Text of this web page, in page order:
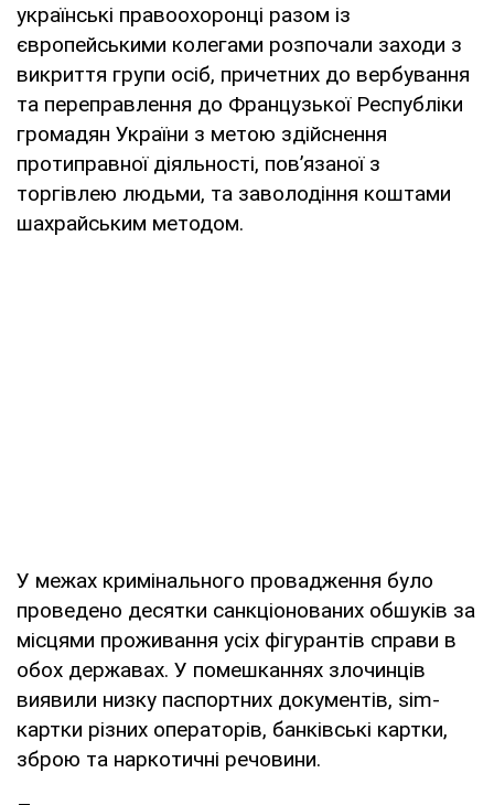
українські правоохоронці разом із
європейськими колегами розпочали заходи з
викриття групи осіб, причетних до вербування
та переправлення до Французької Республіки
громадян України з метою здійснення
протиправної діяльності, пов’язаної з
торгівлею людьми, та заволодіння коштами
шахрайським методом.
У межах кримінального провадження було
проведено десятки санкціонованих обшуків за
місцями проживання усіх фігурантів справи в
обох державах. У помешканнях злочинців
виявили низку паспортних документів, sim-
картки різних операторів, банківські картки,
зброю та наркотичні речовини.